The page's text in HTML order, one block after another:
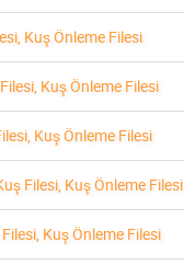
Kuş Önleme Filesi
Kuş Önleme Filesi
Kuş Önleme Filesi
Filesi, Kuş Önleme Filesi
Filesi, Kuş Önleme Filesi